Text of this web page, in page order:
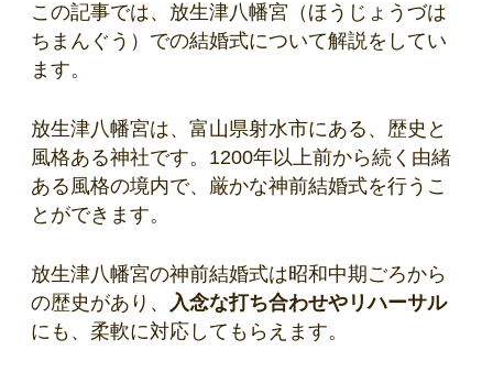
この記事では、放生津八幡宮（ほうじょうづは
ちまんぐう）での結婚式について解説をしてい
ます。
放生津八幡宮は、富山県射水市にある、歴史と
風格ある神社です。1200年以上前から続く由緒
ある風格の境内で、厳かな神前結婚式を行うこ
とができます。
放生津八幡宮の神前結婚式は昭和中期ごろから
の歴史があり、 入念な打ち合わせやリハーサル
にも、柔軟に対応してもらえます。